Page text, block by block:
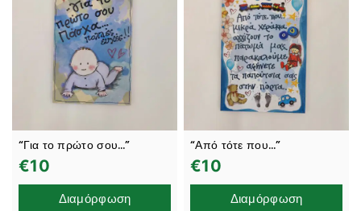
“Για το πρώτο σου…”
€10
Διαμόρφωση
“Από τότε που…”
€10
Διαμόρφωση